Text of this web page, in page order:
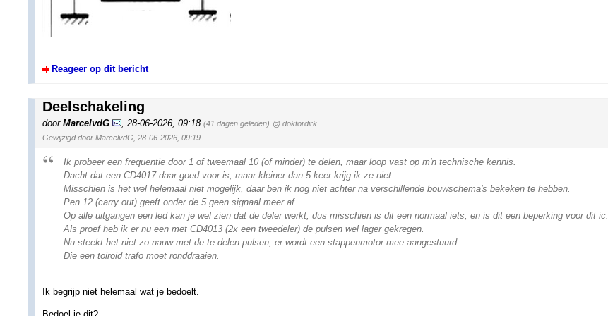
Reageer op dit bericht
Deelschakeling
door MarcelvdG , 28-06-2026, 09:18 (41 dagen geleden) @ doktordirk
Gewijzigd door MarcelvdG, 28-06-2026, 09:19
Ik probeer een frequentie door 1 of tweemaal 10 (of minder) te delen, maar loop vast op m'n technische kennis.
Dacht dat een CD4017 daar goed voor is, maar kleiner dan 5 keer krijg ik ze niet.
Misschien is het wel helemaal niet mogelijk, daar ben ik nog niet achter na verschillende bouwschema's bekeken te hebben.
Pen 12 (carry out) geeft onder de 5 geen signaal meer af.
Op alle uitgangen een led kan je wel zien dat de deler werkt, dus misschien is dit een normaal iets, en is dit een beperking voor dit ic.
Als proef heb ik er nu een met CD4013 (2x een tweedeler) de pulsen wel lager gekregen.
Nu steekt het niet zo nauw met de te delen pulsen, er wordt een stappenmotor mee aangestuurd
Die een toiroid trafo moet ronddraaien.
Ik begrijp niet helemaal wat je bedoelt.